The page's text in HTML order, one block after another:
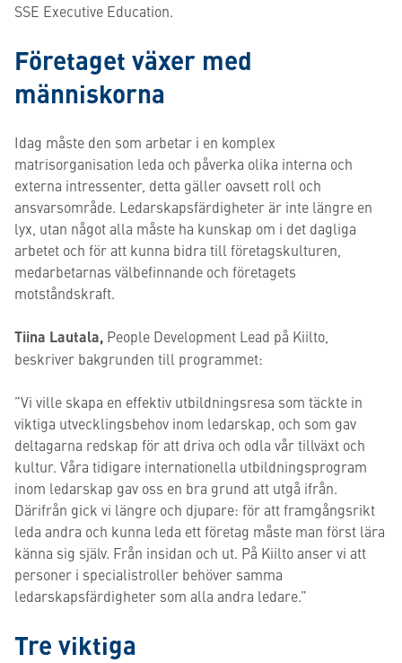
SSE Executive Education.
Företaget växer med
människorna
Idag måste den som arbetar i en komplex
matrisorganisation leda och påverka olika interna och
externa intressenter, detta gäller oavsett roll och
ansvarsområde. Ledarskapsfärdigheter är inte längre en
lyx, utan något alla måste ha kunskap om i det dagliga
arbetet och för att kunna bidra till företagskulturen,
medarbetarnas välbefinnande och företagets
motståndskraft.
Tiina Lautala, People Development Lead på Kiilto,
beskriver bakgrunden till programmet:
”Vi ville skapa en effektiv utbildningsresa som täckte in
viktiga utvecklingsbehov inom ledarskap, och som gav
deltagarna redskap för att driva och odla vår tillväxt och
kultur. Våra tidigare internationella utbildningsprogram
inom ledarskap gav oss en bra grund att utgå ifrån.
Därifrån gick vi längre och djupare: för att framgångsrikt
leda andra och kunna leda ett företag måste man först lära
känna sig själv. Från insidan och ut. På Kiilto anser vi att
personer i specialistroller behöver samma
ledarskapsfärdigheter som alla andra ledare.”
Tre viktiga